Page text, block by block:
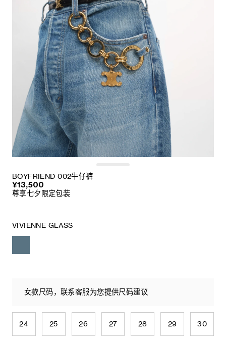
BOYFRIEND 002牛仔裤
¥13,500
尊享七夕限定包装
VIVIENNE GLASS
女款尺码，联系客服为您提供尺码建议
24 25 26 27 28 29 30